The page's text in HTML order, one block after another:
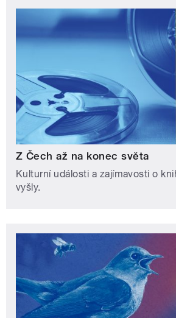
Z Čech až na konec světa
Kulturní události a zajímavosti o
vyšly.